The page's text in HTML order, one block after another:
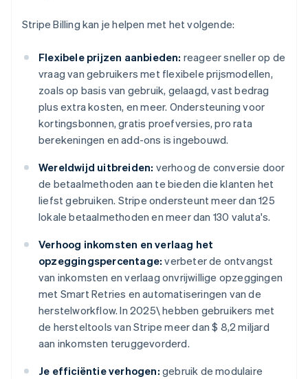
Stripe Billing kan je helpen met het volgende:
Flexibele prijzen aanbieden: reageer sneller op de
vraag van gebruikers met flexibele prijsmodellen,
zoals op basis van gebruik, gelaagd, vast bedrag
plus extra kosten, en meer. Ondersteuning voor
kortingsbonnen, gratis proefversies, pro rata
berekeningen en add-ons is ingebouwd.
Wereldwijd uitbreiden: verhoog de conversie door
de betaalmethoden aan te bieden die klanten het
liefst gebruiken. Stripe ondersteunt meer dan 125
lokale betaalmethoden en meer dan 130 valuta's.
Verhoog inkomsten en verlaag het
opzeggingspercentage: verbeter de ontvangst
van inkomsten en verlaag onvrijwillige opzeggingen
met Smart Retries en automatiseringen van de
herstelworkflow. In 2025\ hebben gebruikers met
de hersteltools van Stripe meer dan $ 8,2 miljard
aan inkomsten teruggevorderd.
Je efficiëntie verhogen: gebruik de modulaire